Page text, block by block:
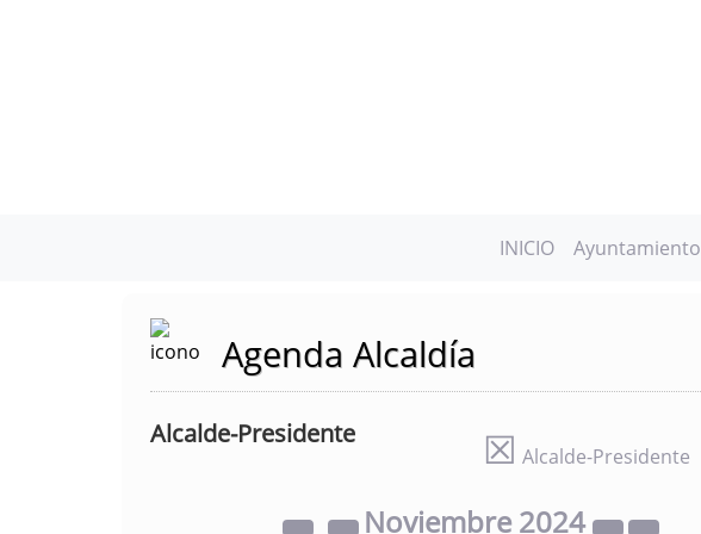
INICIO Ayuntamiento
Agenda Alcaldía
Alcalde-Presidente ☒ Alcalde-Presidente
Noviembre 2024